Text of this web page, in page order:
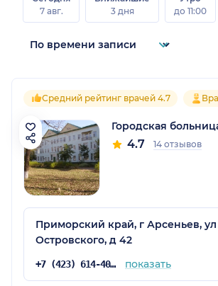
7 авг.
3 дня
до 11:00
Средний рейтинг врачей 4.7
Городская
4.7 14 отзывов
Приморский край, г Арсеньев, ул
Островского, д 42
+7 (423) 614-40-01 показать